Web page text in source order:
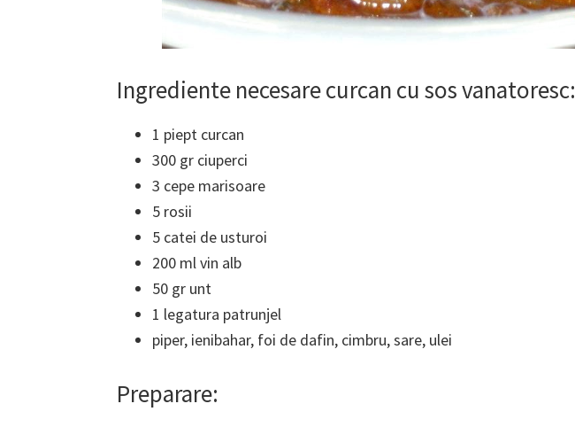
Ingrediente necesare curcan cu sos vanatoresc:
1 piept curcan
300 gr ciuperci
3 cepe marisoare
5 rosii
5 catei de usturoi
200 ml vin alb
50 gr unt
1 legatura patrunjel
piper, ienibahar, foi de dafin, cimbru, sare, ulei
Preparare: